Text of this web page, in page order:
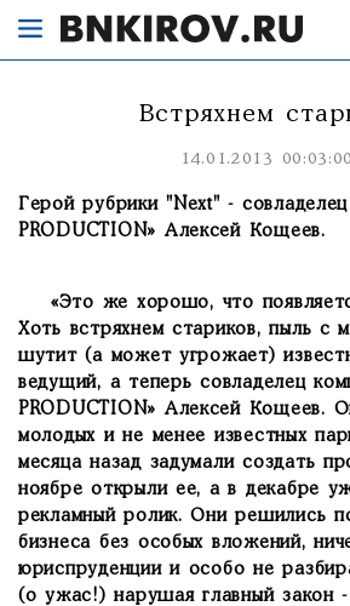
Встряхнем
14.01.2013 00:03:00
Герой рубрики "Next" -
PRODUCTION» Алексей Кощеев.
«Это же хорошо, что
Хоть встряхнем стариков, пыль с
шутит (а может угрожает)
ведущий, а теперь совладелец
PRODUCTION» Алексей Кощеев.
молодых и не менее известных
месяца назад задумали создать
ноябре открыли ее, а в декабре
рекламный ролик. Они решились
бизнеса без особых вложений,
юриспруденции и особо не
(о ужас!) нарушая главный закон -